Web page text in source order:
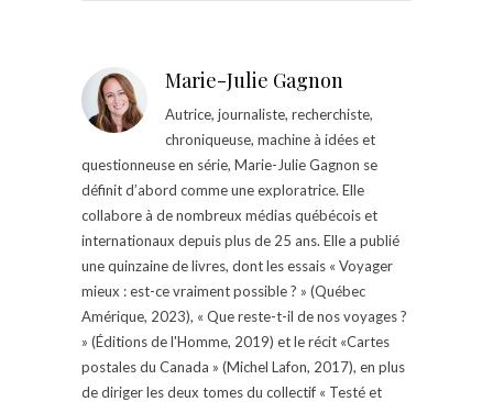
Marie-Julie Gagnon
Autrice, journaliste, recherchiste,
chroniqueuse, machine à idées et
questionneuse en série, Marie-Julie Gagnon se
définit d’abord comme une exploratrice. Elle
collabore à de nombreux médias québécois et
internationaux depuis plus de 25 ans. Elle a publié
une quinzaine de livres, dont les essais « Voyager
mieux : est-ce vraiment possible ? » (Québec
Amérique, 2023), « Que reste-t-il de nos voyages ?
» (Éditions de l'Homme, 2019) et le récit «Cartes
postales du Canada » (Michel Lafon, 2017), en plus
de diriger les deux tomes du collectif « Testé et